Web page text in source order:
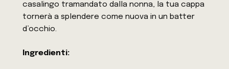
casalingo tramandato dalla nonna, la tua cappa
tornerà a splendere come nuova in un batter
d’occhio.
Ingredienti: